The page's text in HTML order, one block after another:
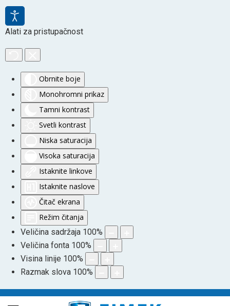
Alati za pristupačnost
Obrnite boje
Monohromni prikaz
Tamni kontrast
Svetli kontrast
Niska saturacija
Visoka saturacija
Istaknite linkove
Istaknite naslove
Čitač ekrana
Režim čitanja
Veličina sadržaja 100%
Veličina fonta 100%
Visina linije 100%
Razmak slova 100%